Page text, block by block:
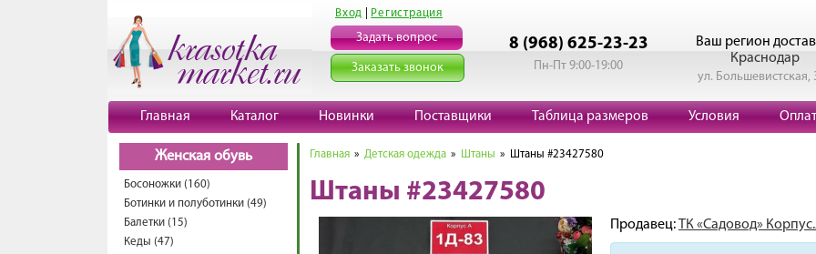
Вход Регистрация
Задать вопрос
Заказать звонок
8 (968) 625-23-23
Пн-Пт 9:00-19:00
Ваш регион
Краснодар
ул. Большевистская,
Главная Каталог Новинки Поставщики Таблица размеров Условия
Женская обувь
Босоножки (160)
Ботинки и полуботинки (49)
Балетки (15)
Кеды (47)
Главная » Детская одежда » Штаны » Штаны #23427580
Штаны #23427580
Продавец:ТК «Садовод»